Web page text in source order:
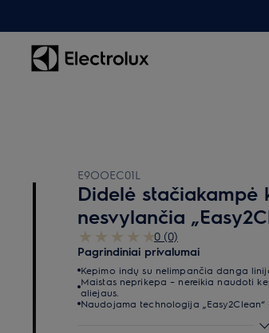
E9OOEC01L
Didelė stačiakampė
nesvylančia
0 (0)
Pagrindiniai privalumai
Kepimo indų su nelimpančia danga
Maistas neprikepa – nereikia naudoti
aliejaus.
Naudojama technologija